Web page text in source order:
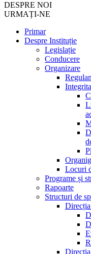
DESPRE NOI
URMAȚI-NE
Primar
Despre Instituție
Legislație
Conducere
Organizare
Locuri
Programe și
Rapoarte
Structuri de